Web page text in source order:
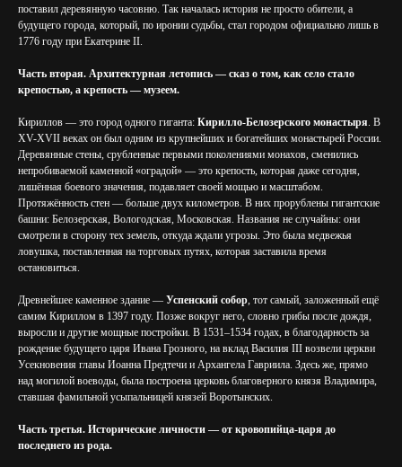
поставил деревянную часовню. Так началась история не просто обители, а
будущего города, который, по иронии судьбы, стал городом официально лишь в
1776 году при Екатерине II.
Часть вторая. Архитектурная летопись — сказ о том, как село стало
крепостью, а крепость — музеем.
Кириллов — это город одного гиганта: Кирилло-Белозерского монастыря. В
XV-XVII веках он был одним из крупнейших и богатейших монастырей России.
Деревянные стены, срубленные первыми поколениями монахов, сменились
непробиваемой каменной «оградой» — это крепость, которая даже сегодня,
лишённая боевого значения, подавляет своей мощью и масштабом.
Протяжённость стен — больше двух километров. В них прорублены гигантские
башни: Белозерская, Вологодская, Московская. Названия не случайны: они
смотрели в сторону тех земель, откуда ждали угрозы. Это была медвежья
ловушка, поставленная на торговых путях, которая заставила время
остановиться.
Древнейшее каменное здание — Успенский собор, тот самый, заложенный ещё
самим Кириллом в 1397 году. Позже вокруг него, словно грибы после дождя,
выросли и другие мощные постройки. В 1531–1534 годах, в благодарность за
рождение будущего царя Ивана Грозного, на вклад Василия III возвели церкви
Усекновения главы Иоанна Предтечи и Архангела Гавриила. Здесь же, прямо
над могилой воеводы, была построена церковь благоверного князя Владимира,
ставшая фамильной усыпальницей князей Воротынских.
Часть третья. Исторические личности — от кровопийца-царя до
последнего из рода.